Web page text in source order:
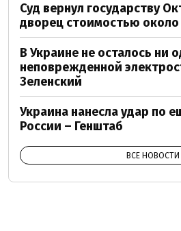
Суд вернул государству
дворец стоимостью
В Украине не осталось ни
неповрежденной
Зеленский
Украина нанесла удар по
России – Генштаб
ВСЕ НОВОСТИ